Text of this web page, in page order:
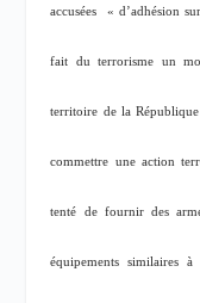
accusées « d’adhésion
fait du terrorisme un
territoire de la
commettre une action
tenté de fournir des
équipements similaires